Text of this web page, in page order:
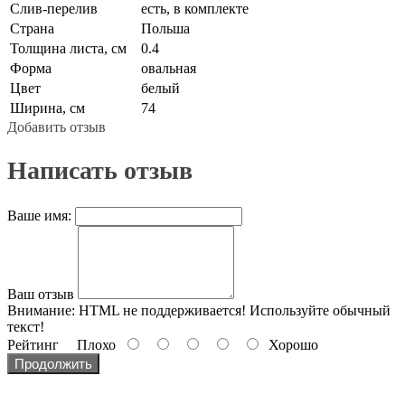
Слив-перелив
есть, в комплекте
Страна
Польша
Толщина листа, см
0.4
Форма
овальная
Цвет
белый
Ширина, см
74
Добавить отзыв
Написать отзыв
Ваше имя:
Ваш отзыв
Внимание: HTML не поддерживается! Используйте обычный
текст!
Рейтинг Плохо
Хорошо
Продолжить